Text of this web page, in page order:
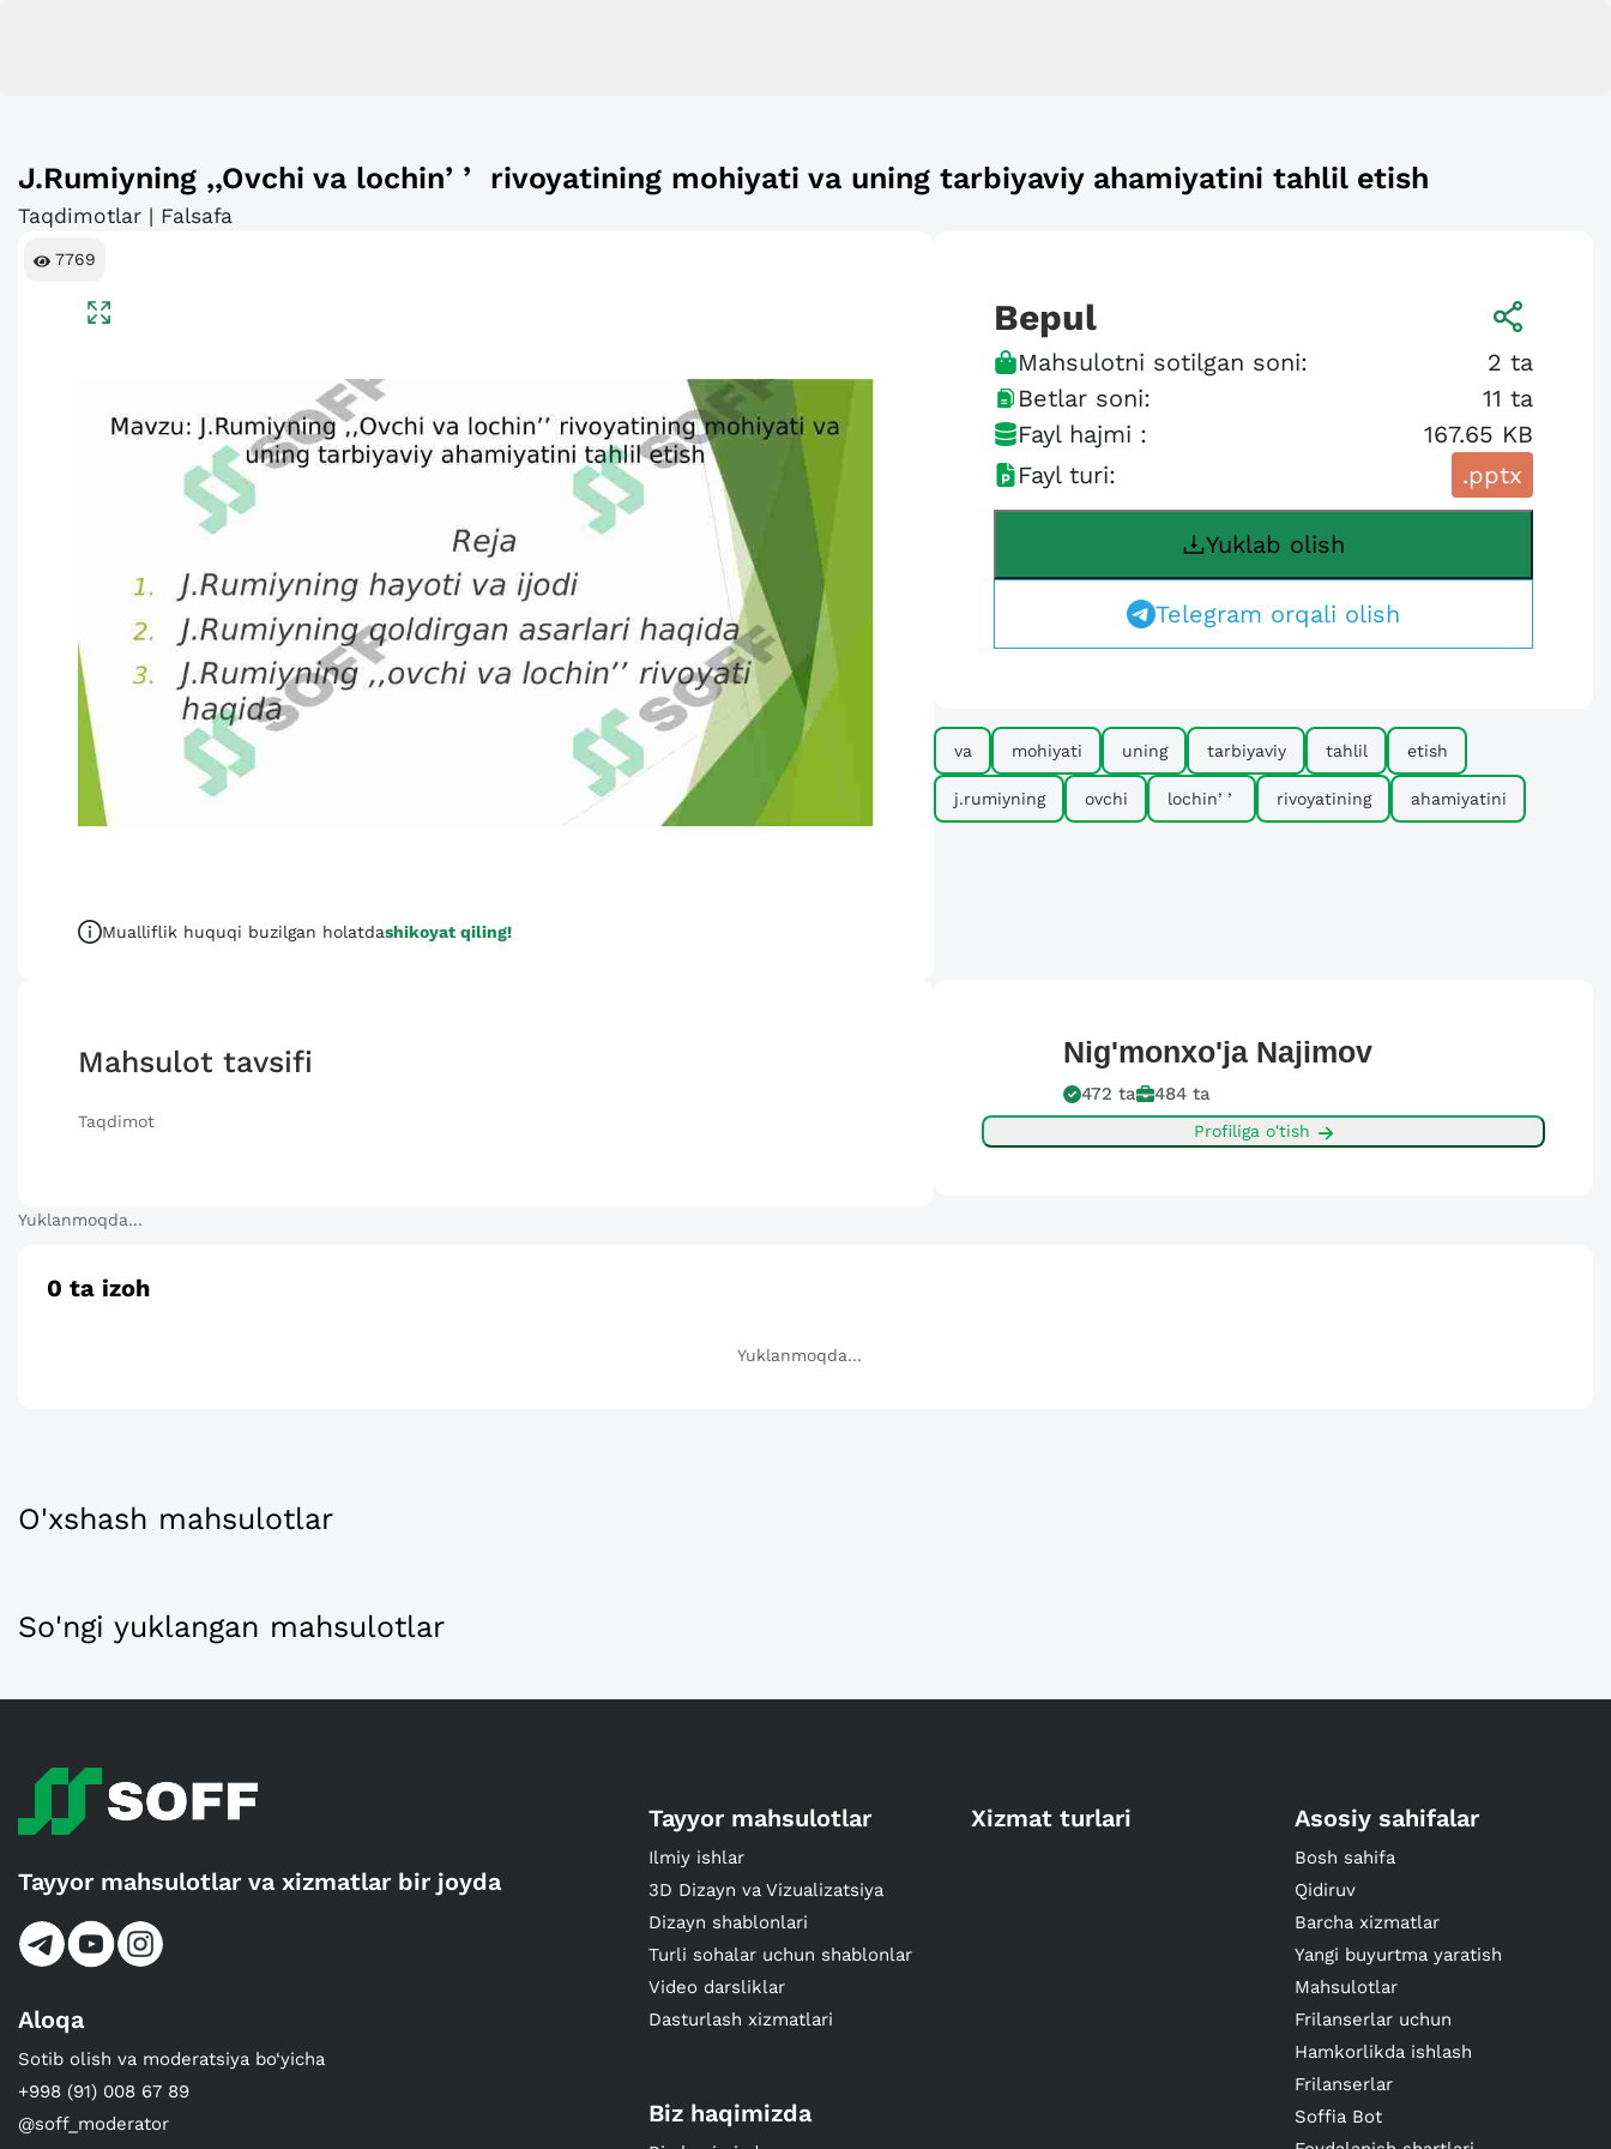
J.Rumiyning ,,Ovchi va lochinʼʼ rivoyatining mohiyati va uning tarbiyaviy ahamiyatini tahlil etish
Taqdimotlar | Falsafa
7769
Mualliflik huquqi buzilgan holatdashikoyat qiling!
Bepul
Mahsulotni sotilgan soni: 2 ta
Betlar soni:
11 ta
Fayl hajmi :
167.65 KB
Fayl turi:
.pptx
Yuklab olish
Telegram orqali olish
va mohiyati uning tarbiyaviy tahlil etish
j.rumiyning ovchi lochinʼʼ rivoyatining ahamiyatini
Mahsulot tavsifi
Taqdimot
Nig'monxo'ja Najimov
472 ta 484 ta
Profiliga o'tish
Yuklanmoqda...
0 ta izoh
Yuklanmoqda...
O'xshash mahsulotlar
So'ngi yuklangan mahsulotlar
Tayyor mahsulotlar va xizmatlar bir joyda
Aloqa
Sotib olish va moderatsiya bo‘yicha
+998 (91) 008 67 89
@soff_moderator
Tayyor mahsulotlar
Ilmiy ishlar
3D Dizayn va Vizualizatsiya
Dizayn shablonlari
Turli sohalar uchun shablonlar
Video darsliklar
Dasturlash xizmatlari
Xizmat turlari Asosiy sahifalar
Bosh sahifa
Qidiruv
Barcha xizmatlar
Yangi buyurtma yaratish
Mahsulotlar
Frilanserlar uchun
Hamkorlikda ishlash
Frilanserlar
Soffia Bot
Biz haqimizda